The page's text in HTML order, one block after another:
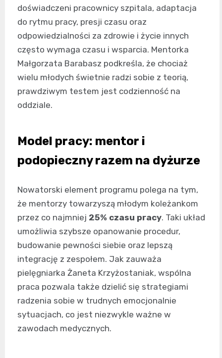
doświadczeni pracownicy szpitala, adaptacja
do rytmu pracy, presji czasu oraz
odpowiedzialności za zdrowie i życie innych
często wymaga czasu i wsparcia. Mentorka
Małgorzata Barabasz podkreśla, że chociaż
wielu młodych świetnie radzi sobie z teorią,
prawdziwym testem jest codzienność na
oddziale.
Model pracy: mentor i
podopieczny razem na dyżurze
Nowatorski element programu polega na tym,
że mentorzy towarzyszą młodym koleżankom
przez co najmniej 25% czasu pracy. Taki układ
umożliwia szybsze opanowanie procedur,
budowanie pewności siebie oraz lepszą
integrację z zespołem. Jak zauważa
pielęgniarka Żaneta Krzyżostaniak, wspólna
praca pozwala także dzielić się strategiami
radzenia sobie w trudnych emocjonalnie
sytuacjach, co jest niezwykle ważne w
zawodach medycznych.